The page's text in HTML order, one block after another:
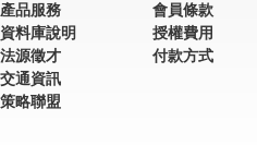
產品服務
資料庫說明
法源徵才
交通資訊
策略聯盟
會員條款
授權費用
付款方式